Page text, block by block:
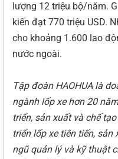
lượng 12 triệu bộ/năm.
kiến đạt 770 triệu USD.
cho khoảng 1.600 lao
nước ngoài.
Tập đoàn HAOHUA là
ngành lốp xe hơn 20
triển, sản xuất và chế
triển lốp xe tiên tiến,
ngũ quản lý và kỹ thuật